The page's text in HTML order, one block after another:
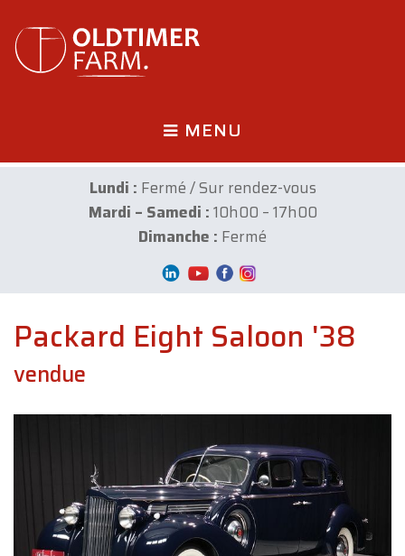
MENU
Lundi : Fermé / Sur rendez-vous
Mardi – Samedi :10h00 – 17h00
Dimanche : Fermé
Packard Eight Saloon '38
vendue